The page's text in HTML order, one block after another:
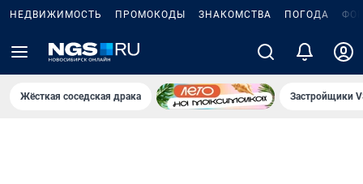
НЕДВИЖИМОСТЬ ПРОМОКОДЫ ЗНАКОМСТВА ПОГОДА
Жёсткая соседская драка Застройщики